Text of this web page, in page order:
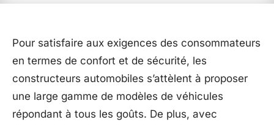
Pour satisfaire aux exigences des consommateurs
en termes de confort et de sécurité, les
constructeurs automobiles s’attèlent à proposer
une large gamme de modèles de véhicules
répondant à tous les goûts. De plus, avec